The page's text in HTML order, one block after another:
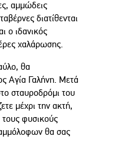
αμμώδεις
διατίθενται
ο ιδανικός
χαλάρωσης.
θα
Αγία Γαλήνη. Μετά
σταυροδρόμι του
μέχρι την ακτή,
φυσικούς
θα σας